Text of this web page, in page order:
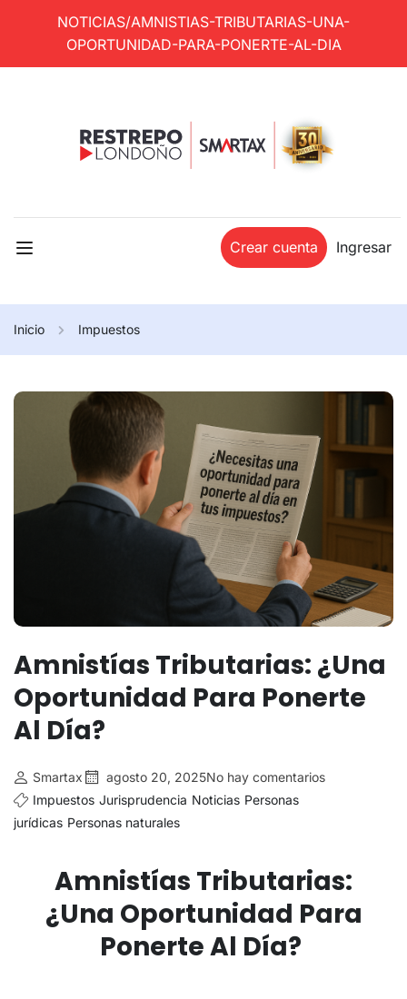
NOTICIAS/AMNISTIAS-TRIBUTARIAS-UNA-
OPORTUNIDAD-PARA-PONERTE-AL-DIA
Crear cuenta Ingresar
Inicio Impuestos
Amnistías Tributarias: ¿una
Oportunidad Para Ponerte
Al Día?
Smartax agosto 20, 2025No hay comentarios
Impuestos Jurisprudencia Noticias Personas
jurídicas Personas naturales
Amnistías Tributarias:
¿una Oportunidad Para
Ponerte Al Día?